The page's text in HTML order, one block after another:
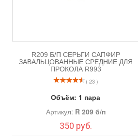
R209 Б/П СЕРЬГИ САПФИР
ЗАВАЛЬЦОВАННЫЕ СРЕДНИЕ ДЛЯ
ПРОКОЛА R993
( 23 )
Объём: 1 пара
Артикул: R 209 б/п
350 руб.